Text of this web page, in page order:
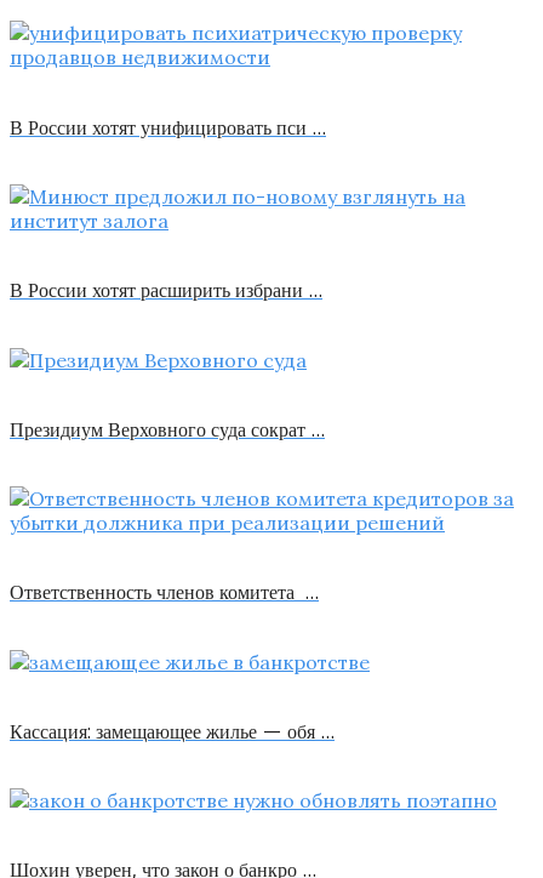
В России хотят унифицировать пси …
В России хотят расширить избрани …
Президиум Верховного суда сократ …
Ответственность членов комитета …
Кассация: замещающее жилье — обя …
Шохин уверен, что закон о банкро …